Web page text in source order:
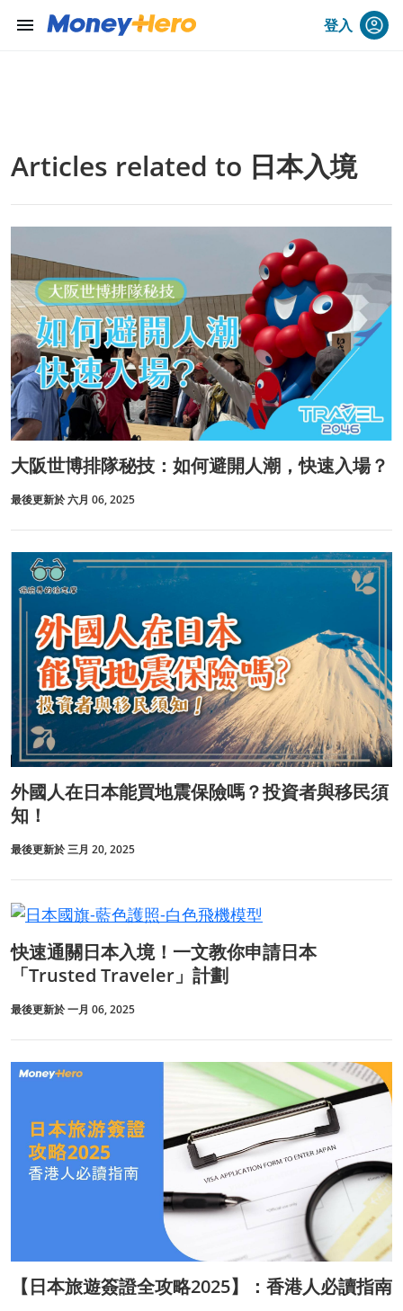
menu 登入
Articles related to 日本入境
大阪世博排隊秘技：如何避開人潮，快速入場？
最後更新於 六月 06, 2025
外國人在日本能買地震保險嗎？投資者與移民須
知！
最後更新於 三月 20, 2025
快速通關日本入境！一文教你申請日本
「Trusted Traveler」計劃
最後更新於 一月 06, 2025
【日本旅遊簽證全攻略2025】：香港人必讀指南